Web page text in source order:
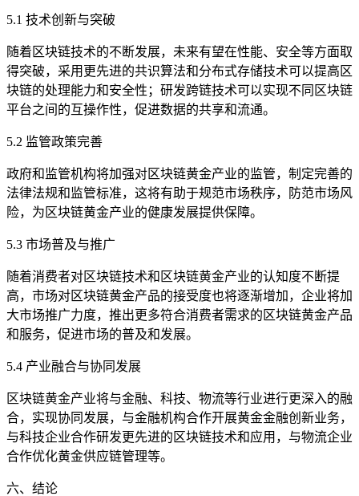
5.1 技术创新与突破
随着区块链技术的不断发展，未来有望在性能、安全等方面取
得突破，采用更先进的共识算法和分布式存储技术可以提高区
块链的处理能力和安全性；研发跨链技术可以实现不同区块链
平台之间的互操作性，促进数据的共享和流通。
5.2 监管政策完善
政府和监管机构将加强对区块链黄金产业的监管，制定完善的
法律法规和监管标准，这将有助于规范市场秩序，防范市场风
险，为区块链黄金产业的健康发展提供保障。
5.3 市场普及与推广
随着消费者对区块链技术和区块链黄金产业的认知度不断提
高，市场对区块链黄金产品的接受度也将逐渐增加，企业将加
大市场推广力度，推出更多符合消费者需求的区块链黄金产品
和服务，促进市场的普及和发展。
5.4 产业融合与协同发展
区块链黄金产业将与金融、科技、物流等行业进行更深入的融
合，实现协同发展，与金融机构合作开展黄金金融创新业务，
与科技企业合作研发更先进的区块链技术和应用，与物流企业
合作优化黄金供应链管理等。
六、结论